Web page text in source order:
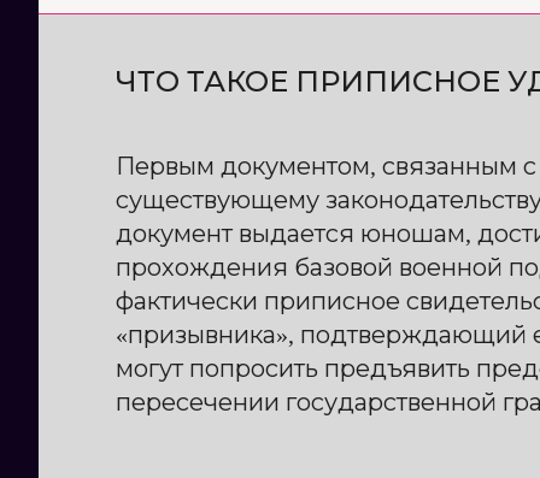
ЧТО ТАКОЕ ПРИПИСНОЕ
Первым документом, связанным с
существующему
документ выдается юношам,
прохождения базовой военной
фактически приписное
«призывника», подтверждающий
могут попросить предъявить
пересечении государственной